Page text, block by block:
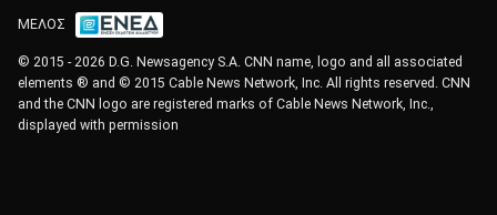
ΜΕΛΟΣ
© 2015 - 2026 D.G. Newsagency S.A. CNN name, logo and all associated
elements ® and © 2015 Cable News Network, Inc. All rights reserved. CNN
and the CNN logo are registered marks of Cable News Network, Inc.,
displayed with permission